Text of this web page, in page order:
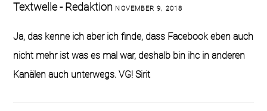
Textwelle - Redaktion NOVEMBER 9, 2018
Ja, das kenne ich aber ich finde, dass Facebook eben auch
nicht mehr ist was es mal war, deshalb bin ihc in anderen
Kanälen auch unterwegs. VG! Sirit